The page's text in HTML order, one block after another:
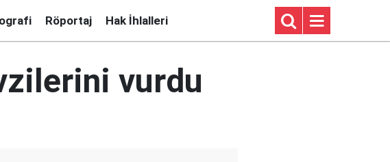
Röportaj Hak İhlalleri
vurdu